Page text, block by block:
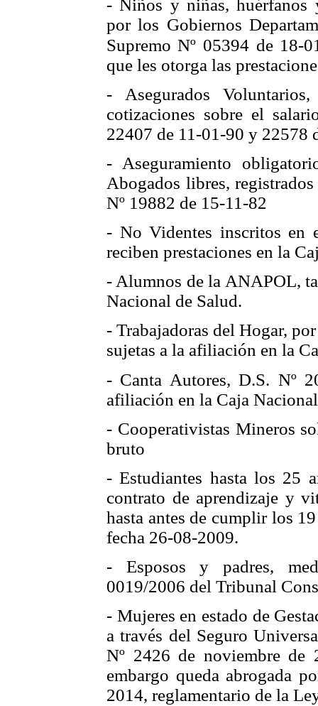
- Niños y niñas, huérfanos
por los Gobiernos
Supremo Nº 05394 de 18-
que les otorga las
- Asegurados
cotizaciones sobre el
22407 de 11-01-90 y 22578
- Aseguramiento
Abogados libres,
Nº 19882 de 15-11-82
- No Videntes inscritos en
reciben prestaciones en la
- Alumnos de la ANAPOL,
Nacional de Salud.
- Trabajadoras del Hogar,
sujetas a la afiliación en la
- Canta Autores, D.S. Nº
afiliación en la Caja
- Cooperativistas Mineros
bruto
- Estudiantes hasta los 25
contrato de aprendizaje y
hasta antes de cumplir los
fecha 26-08-2009.
- Esposos y padres,
0019/2006 del Tribunal
- Mujeres en estado de
a través del Seguro
Nº 2426 de noviembre de
embargo queda abrogada
2014, reglamentario de la